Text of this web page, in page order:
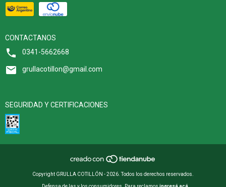
CONTACTANOS
0341-5662668
grullacotillon@gmail.com
SEGURIDAD Y CERTIFICACIONES
Copyright GRULLA COTILLÓN - 2026. Todos los derechos reservados.